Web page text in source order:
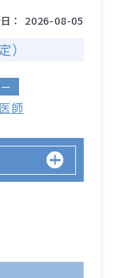
： 2026-08-05
師